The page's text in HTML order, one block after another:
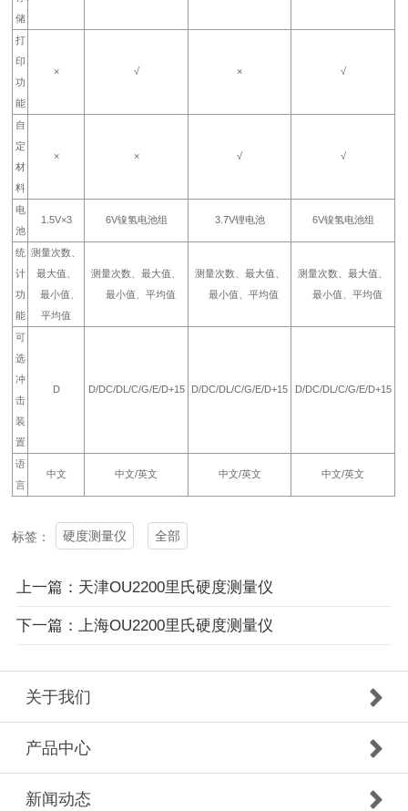
储
打
印
功
能
× √ × √
自
定
材
料
× × √ √
电
池
1.5V×3 6V镍氢电池组 3.7V锂电池 6V镍氢电池组
统
计
功
能
测量次数、
最大值、
最小值、
平均值
测量次数、最大值、
最小值、平均值
测量次数、最大值、
最小值、平均值
测量次数、最大值、
最小值、平均值
可
选
冲
击
装
置
D D/DC/DL/C/G/E/D+15 D/DC/DL/C/G/E/D+15 D/DC/DL/C/G/E/D+15
语
言
中文 中文/英文 中文/英文 中文/英文
标签： 硬度测量仪 全部
上一篇：天津OU2200里氏硬度测量仪
下一篇：上海OU2200里氏硬度测量仪
关于我们
产品中心
新闻动态